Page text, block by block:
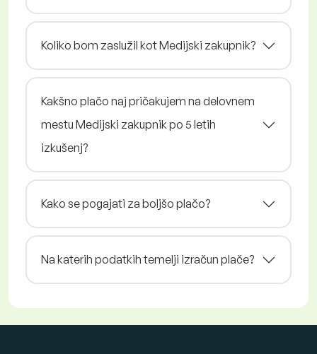
Koliko bom zaslužil kot Medijski zakupnik?
Kakšno plačo naj pričakujem na delovnem
mestu Medijski zakupnik po 5 letih
izkušenj?
Kako se pogajati za boljšo plačo?
Na katerih podatkih temelji izračun plače?